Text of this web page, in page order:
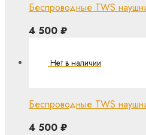
Беспроводные TWS
4 500 ₽
Беспроводные TWS
4 500 ₽